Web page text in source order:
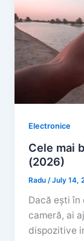
Electronice
Cele mai
(2026)
Radu /July 14,
Dacă ești în
cameră, ai
dispozitive